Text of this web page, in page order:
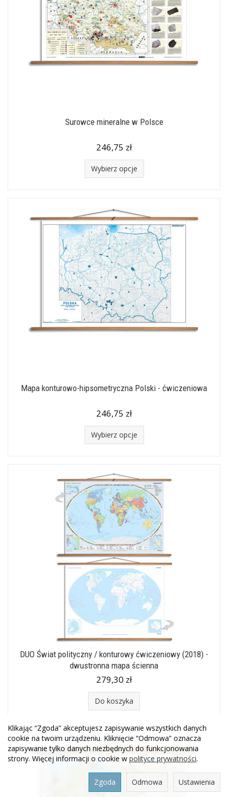
Surowce mineralne w Polsce
246,75 zł
Wybierz opcje
Mapa konturowo-hipsometryczna Polski - ćwiczeniowa
246,75 zł
Wybierz opcje
DUO Świat polityczny / konturowy ćwiczeniowy (2018) -
dwustronna mapa ścienna
279,30 zł
Do koszyka
Klikając “Zgoda” akceptujesz zapisywanie wszystkich danych
cookie na twoim urządzeniu. Kliknięcie “Odmowa” oznacza
zapisywanie tylko danych niezbędnych do funkcjonowania
strony. Więcej informacji o cookie w polityce prywatności.
Ustawienia
Odmowa
Zgoda